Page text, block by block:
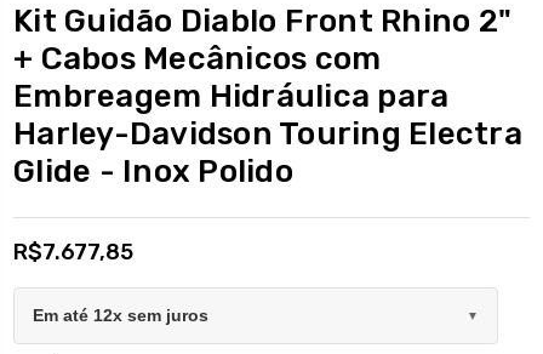
Kit Guidão Diablo Front Rhino 2"
+ Cabos Mecânicos com
Embreagem Hidráulica para
Harley-Davidson Touring Electra
Glide - Inox Polido
R$7.677,85
Em até 12x sem juros ▼